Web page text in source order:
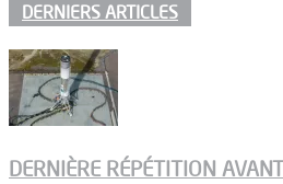
DERNIERS ARTICLES
DERNIÈRE RÉPÉTITION